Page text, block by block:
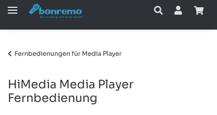
Fernbedienungen für Media Player
HiMedia Media Player
Fernbedienung